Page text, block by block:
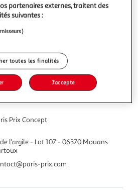
Afficher le prix
Prix Concept
l'argile - Lot 107 - 06370 Mouans
prix.com
partenaires externes, traitent des
suivantes :
toutes les finalités
J'accepte